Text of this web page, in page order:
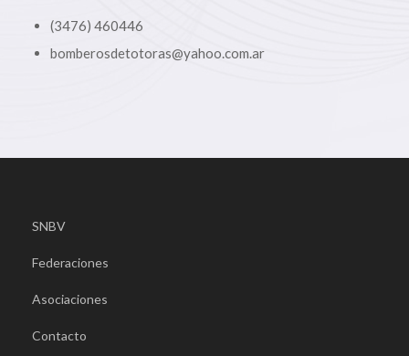
(3476) 460446
bomberosdetotoras@yahoo.com.ar
SNBV
Federaciones
Asociaciones
Contacto